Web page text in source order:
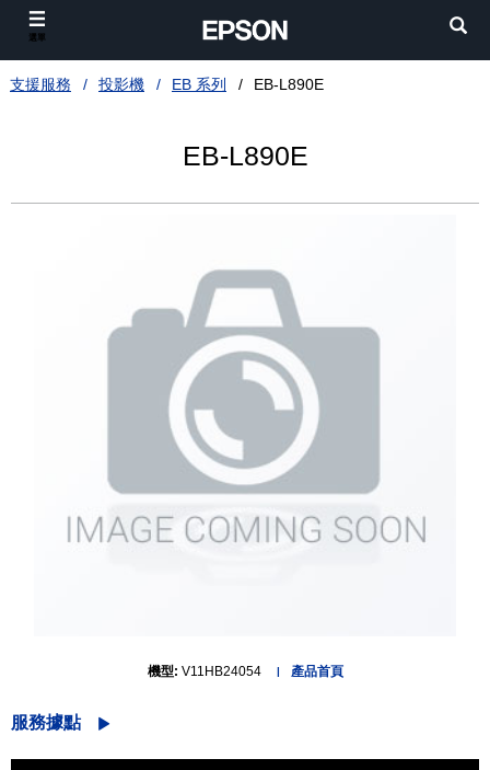
支援服務 投影機 EB 系列 EB-L890E
EB-L890E
機型: V11HB24054 產品首頁
服務據點